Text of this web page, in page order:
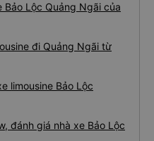
Lộc Quảng Ngãi của
đi Quảng Ngãi từ
limousine Bảo Lộc
đánh giá nhà xe Bảo Lộc